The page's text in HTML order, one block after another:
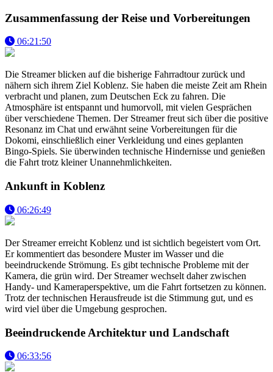
Zusammenfassung der Reise und Vorbereitungen
06:21:50
Die Streamer blicken auf die bisherige Fahrradtour zurück und
nähern sich ihrem Ziel Koblenz. Sie haben die meiste Zeit am Rhein
verbracht und planen, zum Deutschen Eck zu fahren. Die
Atmosphäre ist entspannt und humorvoll, mit vielen Gesprächen
über verschiedene Themen. Der Streamer freut sich über die positive
Resonanz im Chat und erwähnt seine Vorbereitungen für die
Dokomi, einschließlich einer Verkleidung und eines geplanten
Bingo-Spiels. Sie überwinden technische Hindernisse und genießen
die Fahrt trotz kleiner Unannehmlichkeiten.
Ankunft in Koblenz
06:26:49
Der Streamer erreicht Koblenz und ist sichtlich begeistert vom Ort.
Er kommentiert das besondere Muster im Wasser und die
beeindruckende Strömung. Es gibt technische Probleme mit der
Kamera, die grün wird. Der Streamer wechselt daher zwischen
Handy- und Kameraperspektive, um die Fahrt fortsetzen zu können.
Trotz der technischen Herausfreude ist die Stimmung gut, und es
wird viel über die Umgebung gesprochen.
Beeindruckende Architektur und Landschaft
06:33:56